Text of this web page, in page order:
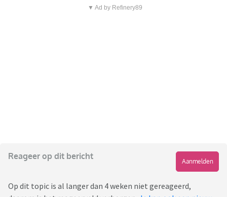
▼ Ad by Refinery89
Reageer op dit bericht
Aanmelden
Op dit topic is al langer dan 4 weken niet gereageerd,